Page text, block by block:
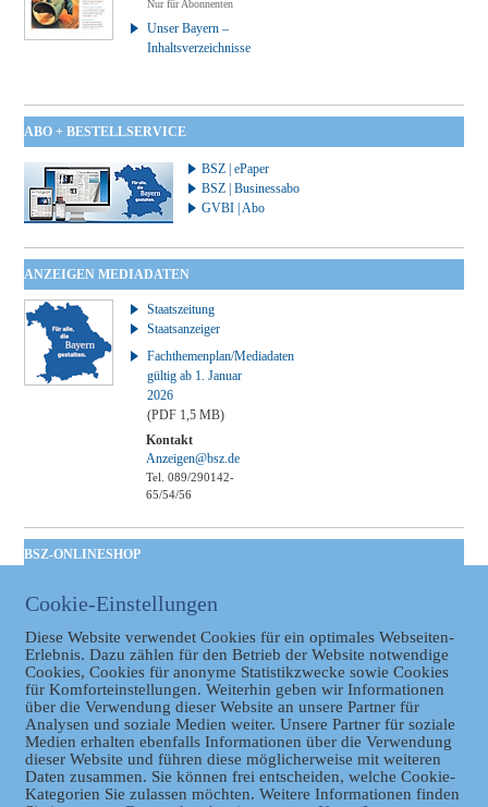
Nur für Abonnenten
Unser Bayern –
Inhaltsverzeichnisse
ABO + BESTELLSERVICE
BSZ | ePaper
BSZ | Businessabo
GVBI | Abo
ANZEIGEN MEDIADATEN
Staatszeitung
Staatsanzeiger
Fachthemenplan/Mediadaten
gültig ab 1. Januar
2026
(PDF 1,5 MB)
Kontakt
Anzeigen@bsz.de
Tel. 089/290142-
65/54/56
BSZ-ONLINESHOP
Taschenbuch
GVBl | Einbanddecke
Datenschutz
Cookie-Einstellungen
Diese Website verwendet Cookies für ein optimales Webseiten-
Erlebnis. Dazu zählen für den Betrieb der Website notwendige
Cookies, Cookies für anonyme Statistikzwecke sowie Cookies
für Komforteinstellungen. Weiterhin geben wir Informationen
über die Verwendung dieser Website an unsere Partner für
Analysen und soziale Medien weiter. Unsere Partner für soziale
Medien erhalten ebenfalls Informationen über die Verwendung
dieser Website und führen diese möglicherweise mit weiteren
Daten zusammen. Sie können frei entscheiden, welche Cookie-
Kategorien Sie zulassen möchten. Weitere Informationen finden